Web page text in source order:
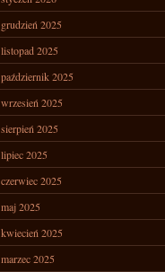
grudzień 2025
listopad 2025
październik 2025
wrzesień 2025
sierpień 2025
lipiec 2025
czerwiec 2025
maj 2025
kwiecień 2025
marzec 2025